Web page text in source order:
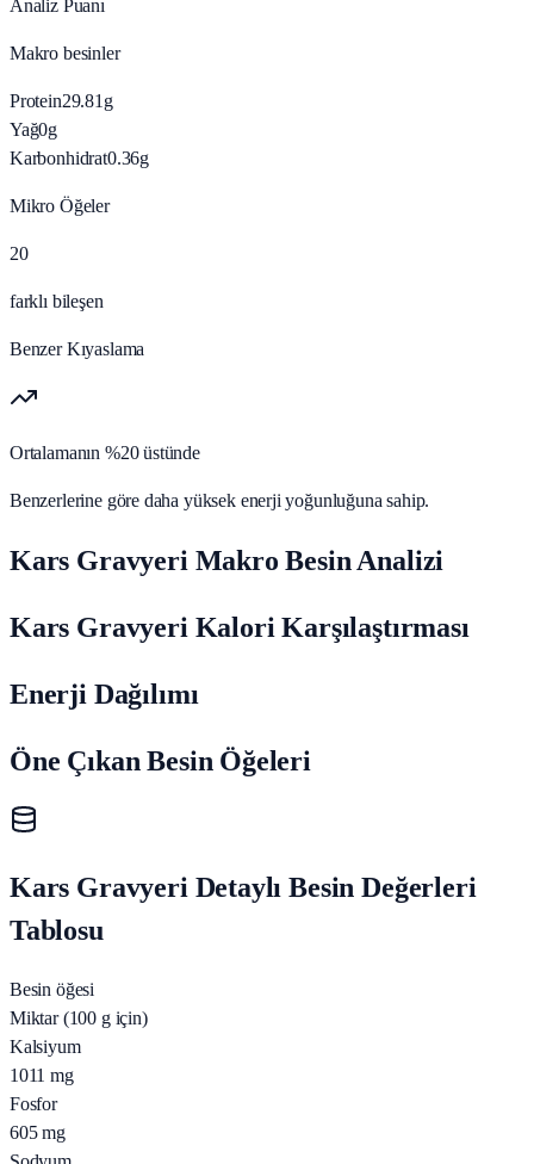
Analiz Puanı
Makro besinler
Protein29.81 g
Yağ0g
Karbonhidrat0.36g
Mikro Öğeler
20
farklı bileşen
Benzer Kıyaslama
Ortalamanın %20 üstünde
Benzerlerine göre daha yüksek enerji yoğunluğuna sahip.
Kars Gravyeri Makro Besin Analizi
Kars Gravyeri Kalori Karşılaştırması
Enerji Dağılımı
Öne Çıkan Besin Öğeleri
Kars Gravyeri Detaylı Besin Değerleri
Tablosu
Besin öğesi
Miktar (100 g için)
Kalsiyum
1011 mg
Fosfor
605 mg